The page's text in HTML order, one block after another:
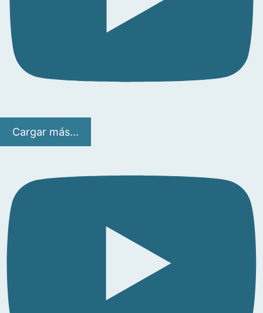
Cargar más...